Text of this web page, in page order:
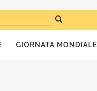
GIORNATA MONDIALE